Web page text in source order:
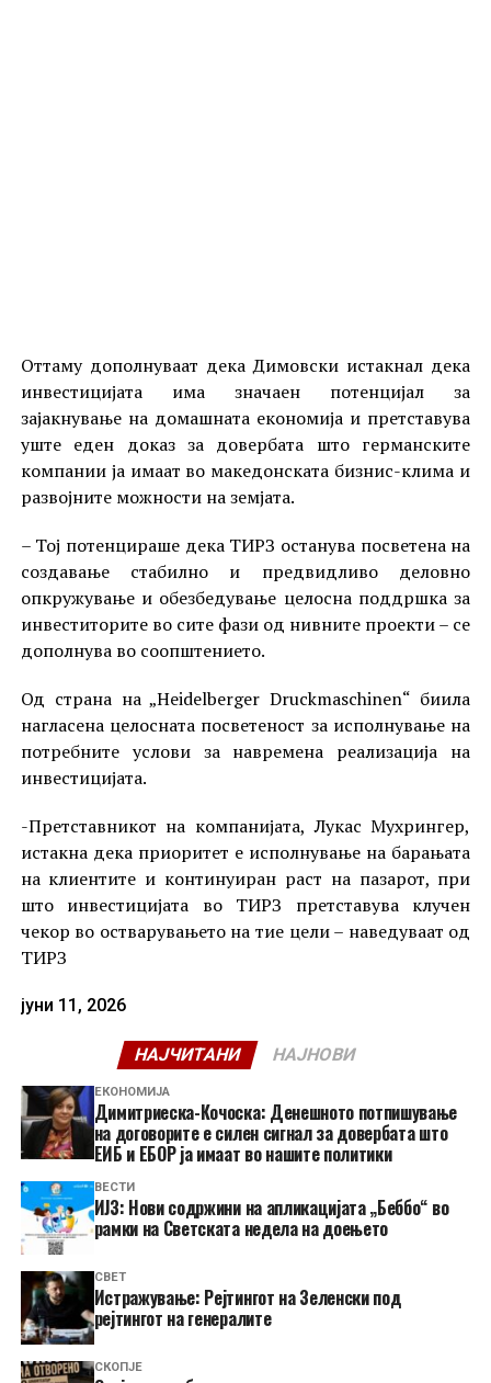
Оттаму дополнуваат дека Димовски истакнал дека
инвестицијата има значаен потенцијал за
зајакнување на домашната економија и претставува
уште еден доказ за довербата што германските
компании ја имаат во македонската бизнис-клима и
развојните можности на земјата.
– Тој потенцираше дека ТИРЗ останува посветена на
создавање стабилно и предвидливо деловно
опкружување и обезбедување целосна поддршка за
инвеститорите во сите фази од нивните проекти – се
дополнува во соопштението.
Од страна на „Heidelberger Druckmaschinen“ биила
нагласена целосната посветеност за исполнување на
потребните услови за навремена реализација на
инвестицијата.
-Претставникот на компанијата, Лукас Мухрингер,
истакна дека приоритет е исполнување на барањата
на клиентите и континуиран раст на пазарот, при
што инвестицијата во ТИРЗ претставува клучен
чекор во остварувањето на тие цели – наведуваат од
ТИРЗ
јуни 11, 2026
НАЈЧИТАНИ НАЈНОВИ
ЕКОНОМИЈА
Димитриеска-Кочоска: Денешното потпишување
на договорите е силен сигнал за довербата што
ЕИБ и ЕБОР ја имаат во нашите политики
ВЕСТИ
ИЈЗ: Нови содржини на апликацијата „Беббо“ во
рамки на Светската недела на доењето
СВЕТ
Истражување: Рејтингот на Зеленски под
рејтингот на генералите
СКОПЈЕ